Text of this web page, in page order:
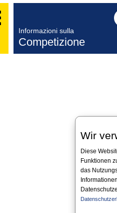
Wir
Diese
Funktionen
das
Informazioni sulla
Competizione